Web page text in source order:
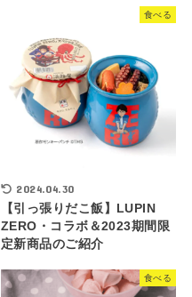
食べる
2024.04.30
【引っ張りだこ飯】LUPIN
ZERO・コラボ＆2023期間限
定新商品のご紹介
食べる